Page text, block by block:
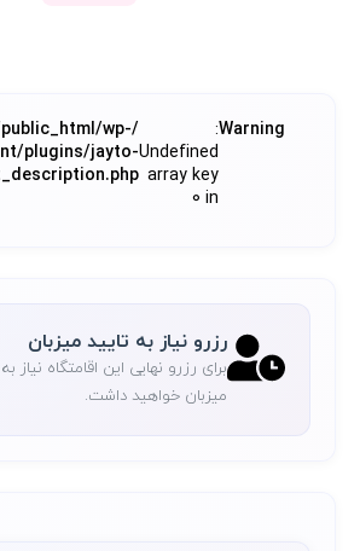
Warning
:
Undefined
array key
0 in
wp-
plugins/jayto-
رزرو نیاز به تایید میزبان
برای رزرو نهایی این اقامتگاه نیاز
میزبان خواهید داشت.